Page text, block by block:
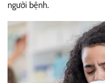
người bệnh.